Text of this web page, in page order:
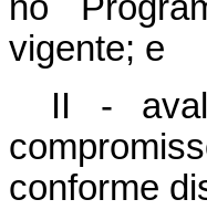
vigente; e
II -
conforme